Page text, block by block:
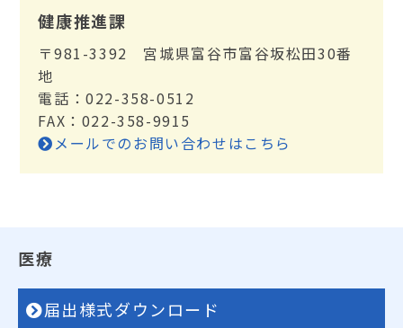
健康推進課
〒981-3392 宮城県富谷市富谷坂松田30番
地
電話：022-358-0512
FAX：022-358-9915
メールでのお問い合わせはこちら
医療
届出様式ダウンロード